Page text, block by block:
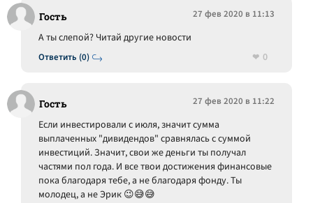
Гость 27 фев 2020 в 11:13
Ответить (0)
А ты слепой? Читай другие новости
0
Гость 27 фев 2020 в 11:22
Если инвестировали с июля, значит сумма
выплаченных "дивидендов" сравнялась с суммой
инвестиций. Значит, свои же деньги ты получал
частями пол года. И все твои достижения финансовые
пока благодаря тебе, а не благодаря фонду. Ты
молодец, а не Эрик 😉😅😅